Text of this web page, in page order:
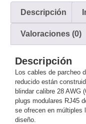
5eFibra
ÓpticaPara
Alimentación
y
ElectricidadRG59
Tipo
CaPTelefónico
/ DVI /
HDMI
Cámaras
Descripción
Valoraciones (0)
Descripción
Los cables de parcheo
reducido están
blindar calibre 28 AWG
plugs modulares RJ45
se ofrecen en múltiples
diseño.